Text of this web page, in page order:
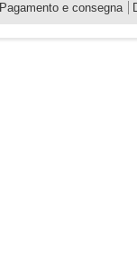
Pagamento e consegna